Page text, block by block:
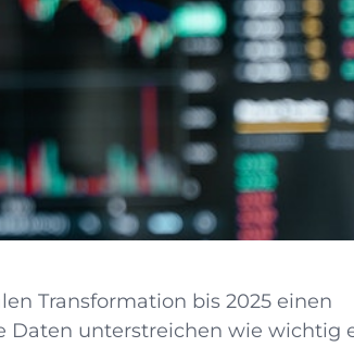
Transformation bis 2025 einen
Daten unterstreichen wie wichtig